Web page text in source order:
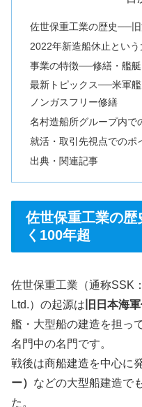
佐世保重工業の歴史──
2022年新造船休止とい
事業の特徴──修繕・艦
最新トピックス──米軍
ノンガスフリー修繕
名村造船所グループ内で
就活・取引先視点でのポ
出典・関連記事
佐世保重工業の
く100年超
佐世保重工業（通称SSK
Ltd.）の起源は 旧日本海
艦・大型船の建造を担っ
名門中の名門です。
戦後は商船建造を中心に
ー） などの大型船建造で
た。